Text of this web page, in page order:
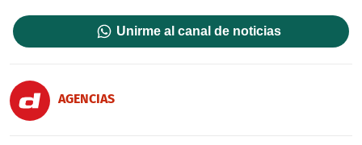
Unirme al canal de noticias
AGENCIAS